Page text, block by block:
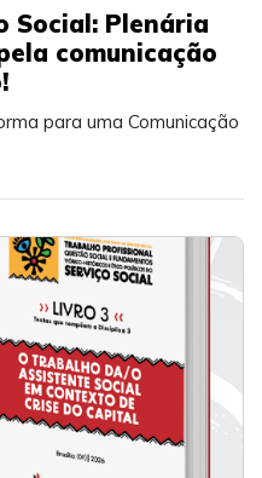
Social: Plenária
comunicação
para uma Comunicação